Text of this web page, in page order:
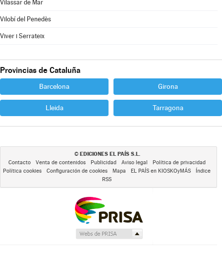
Vilassar de Mar
Vilobí del Penedès
Viver i Serrateix
Provincias de Cataluña
Barcelona Girona
Lleida Tarragona
© EDICIONES EL PAÍS S.L.
Contacto Venta de contenidos Publicidad Aviso legal
Política de privacidad
Política cookies
Configuración de cookies Mapa EL PAÍS en KIOSKOyMÁS
Índice
RSS